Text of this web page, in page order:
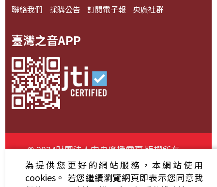
聯絡我們 採購公告 訂閱電子報 央廣社群
臺灣之音APP
© 2024財團法人中央廣播電臺 版權所有
資通安全政策聲明
服務條款 隱私權條款
為提供您更好的網站服務，本網站使用
cookies。 若您繼續瀏覽網頁即表示您同意我